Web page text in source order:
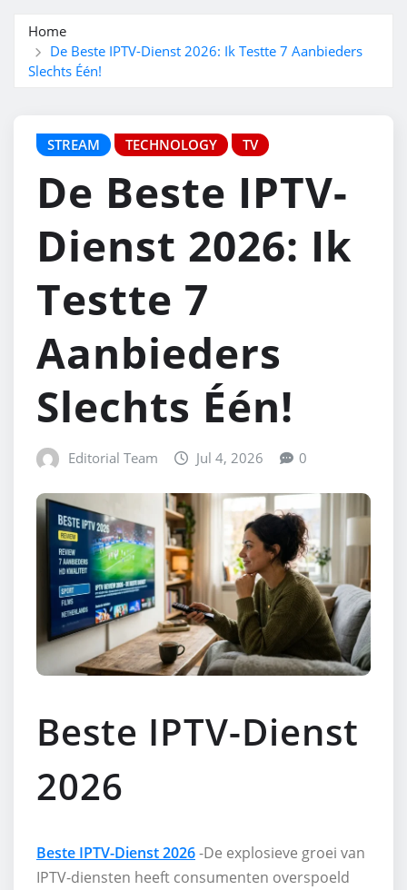
Home
De Beste IPTV-Dienst 2026: Ik Testte 7 Aanbieders
Slechts Één!
STREAM TECHNOLOGY TV
De Beste IPTV-
Dienst 2026: Ik
Testte 7
Aanbieders
Slechts Één!
Editorial Team Jul 4, 2026 0
Beste IPTV-Dienst
2026
Beste IPTV-Dienst 2026-De explosieve groei van
IPTV-diensten heeft consumenten overspoeld